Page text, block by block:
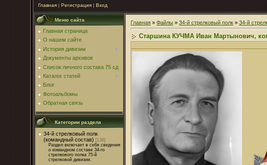
Главная|Регистрация|Вход
Меню сайта
Главная страница
О нашем сайте
История дивизии
Документы архивов
Список личного состава 75 сд
Каталог статей
Блог
Фотоальбомы
Обратная связь
Категории раздела
34-й стрелковый полк
(командный состав)
[138]
Раздел включает в себя сведения
о командном составе 34-го
стрелкового полка 75-й
стрелковой дивизии.
Главная » Файлы » 34-й стрелковый полк » 34-й
Старшина КУЧМА Иван Мартынович,